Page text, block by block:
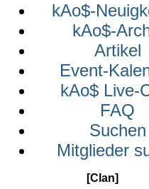
kAo$-
kAo$-
Artikel
Event-
kAo$ Live-
FAQ
Suchen
Mitglieder
[Clan]